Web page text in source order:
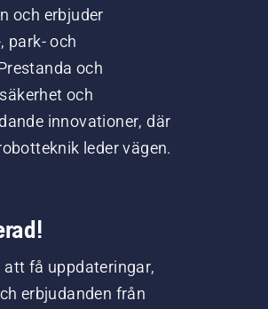
och erbjuder
park- och
och
och
innovationer, där
leder vägen.
att få uppdateringar,
erbjudanden från